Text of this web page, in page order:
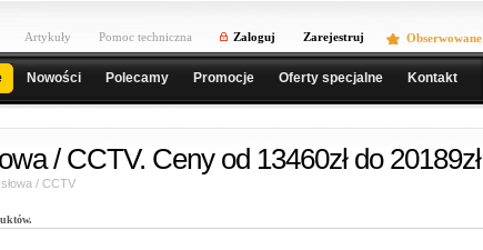
Artykuły Pomoc techniczna Zaloguj Zarejestruj Obserwowane
Nowości Polecamy Promocje Oferty specjalne Kontakt
/ CCTV. Ceny od 13460zł do 20189zł
/ CCTV